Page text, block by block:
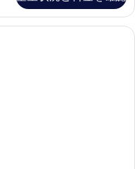
ペリア ダブルルーム | 高級寝具